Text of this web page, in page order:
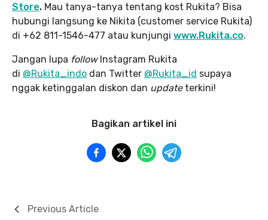
Store. Mau tanya-tanya tentang kost Rukita? Bisa
hubungi langsung ke Nikita (customer service Rukita)
di +62 811-1546-477 atau kunjungi www.Rukita.co.
Jangan lupa followInstagram Rukita
di @Rukita_indo dan Twitter @Rukita_id supaya
nggak ketinggalan diskon dan update terkini!
Bagikan artikel ini
Previous Article